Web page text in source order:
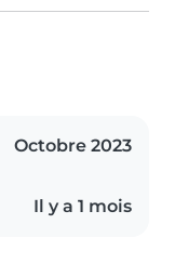
Octobre 2023
Il y a 1 mois